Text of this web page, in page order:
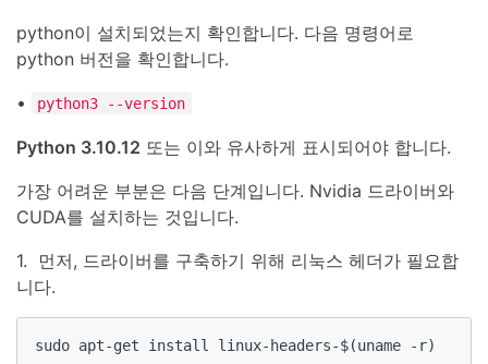
python이 설치되었는지 확인합니다. 다음 명령어로
python 버전을 확인합니다.
•
python3 --version
Python 3.10.12 또는 이와 유사하게 표시되어야 합니다.
가장 어려운 부분은 다음 단계입니다. Nvidia 드라이버와
CUDA를 설치하는 것입니다.
1. 먼저, 드라이버를 구축하기 위해 리눅스 헤더가 필요합
니다.
sudo apt-get install linux-headers-$(uname -r)